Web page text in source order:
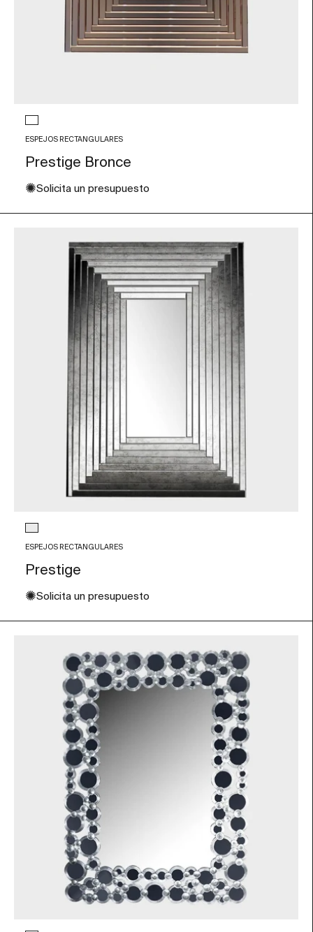
Color de Cristal
Bronce
ESPEJOS RECTANGULARES
Prestige Bronce
✺Solicita un presupuesto
Color de Cristal
Transparente
ESPEJOS RECTANGULARES
Prestige
✺Solicita un presupuesto